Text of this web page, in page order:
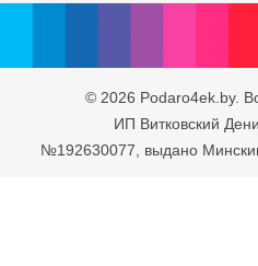
© 2026 Podaro4ek.by.
ИП Витковский
№192630077, выдано